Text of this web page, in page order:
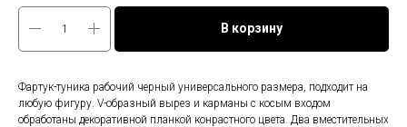
В корзину
Фартук-туника рабочий черный универсального размера, подходит на
любую фигуру. V-образный вырез и карманы с косым входом
обработаны декоративной планкой конрастного цвета. Два вместительных